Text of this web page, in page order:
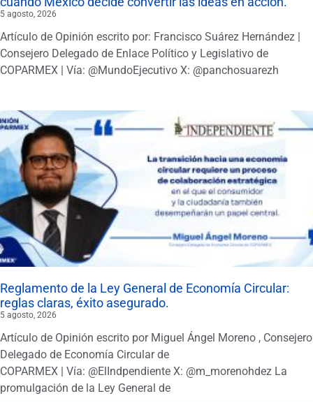
5 agosto, 2026
Artículo de Opinión escrito por: Francisco Suárez Hernández |
Consejero Delegado de Enlace Político y Legislativo de
COPARMEX | Vía: @MundoEjecutivo X: @panchosuarezh
Reglamento de la Ley General de Economía Circular:
reglas claras, éxito asegurado.
5 agosto, 2026
Artículo de Opinión escrito por Miguel Ángel Moreno , Consejero
Delegado de Economía Circular de
COPARMEX | Vía: @ElIndpendiente X: @m_morenohdez La
promulgación de la Ley General de